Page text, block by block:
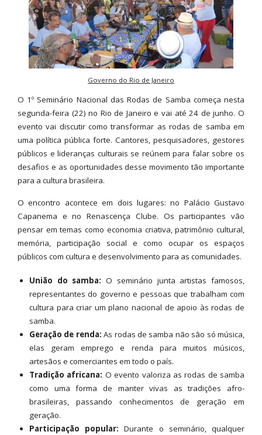
Governo do Rio de Janeiro
O 1º Seminário Nacional das Rodas de Samba começa nesta
segunda-feira (22) no Rio de Janeiro e vai até 24 de junho. O
evento vai discutir como transformar as rodas de samba em
uma política pública forte. Cantores, pesquisadores, gestores
públicos e lideranças culturais se reúnem para falar sobre os
desafios e as oportunidades desse movimento tão importante
para a cultura brasileira.
O encontro acontece em dois lugares: no Palácio Gustavo
Capanema e no Renascença Clube. Os participantes vão
pensar em temas como economia criativa, patrimônio cultural,
memória, participação social e como ocupar os espaços
públicos com cultura e desenvolvimento para as comunidades.
União do samba: O seminário junta artistas famosos,
representantes do governo e pessoas que trabalham com
cultura para criar um plano nacional de apoio às rodas de
samba.
Geração de renda: As rodas de samba não são só música,
elas geram emprego e renda para muitos músicos,
artesãos e comerciantes em todo o país.
Tradição africana: O evento valoriza as rodas de samba
como uma forma de manter vivas as tradições afro-
brasileiras, passando conhecimentos de geração em
geração.
Participação popular: Durante o seminário, qualquer